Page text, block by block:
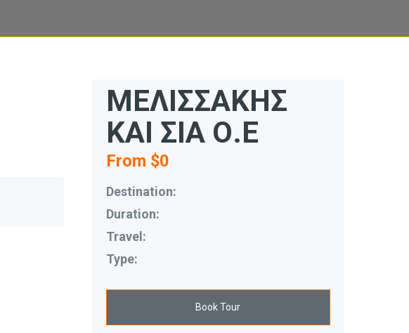
ΜΕΛΙΣΣΑΚΗΣ
ΚΑΙ ΣΙΑ Ο.Ε
From $0
Destination:
Duration:
Travel:
Type:
Book Tour